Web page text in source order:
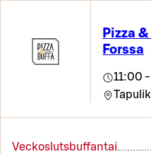
Pizza
Forssa
11:00
Veckoslutsbuffantai